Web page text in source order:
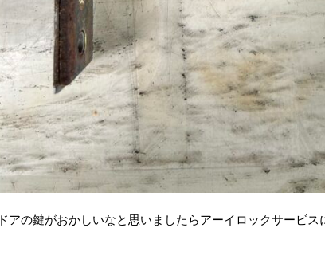
ドアの鍵がおかしいなと思いましたらアーイロックサービス